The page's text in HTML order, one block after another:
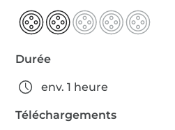
Durée
env. 1 heure
Téléchargements